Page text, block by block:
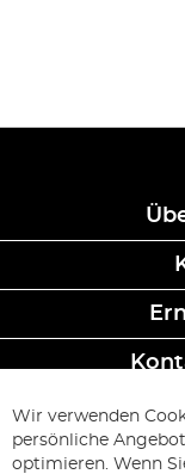
Melden
Sie
Wir verwenden
persönliche
optimieren. Wenn